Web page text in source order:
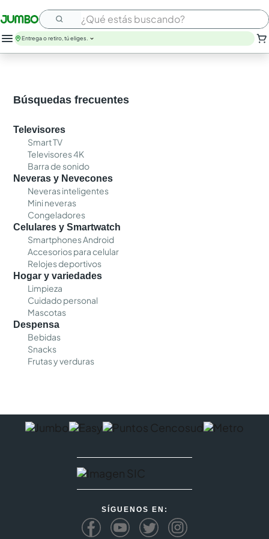
¿Qué estás buscando?
Entrega o retiro, tú eliges.
Búsquedas frecuentes
Televisores
Smart TV
Televisores 4K
Barra de sonido
Neveras y Nevecones
Neveras inteligentes
Mini neveras
Congeladores
Celulares y Smartwatch
Smartphones Android
Accesorios para celular
Relojes deportivos
Hogar y variedades
Limpieza
Cuidado personal
Mascotas
Despensa
Bebidas
Snacks
Frutas y verduras
SÍGUENOS EN: